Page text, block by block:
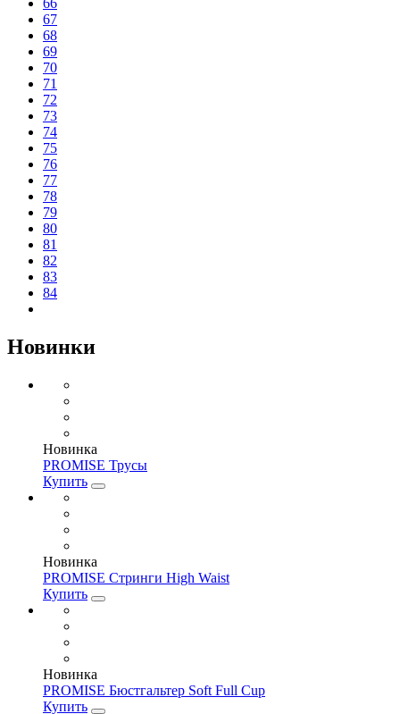
67
68
69
70
71
72
73
74
75
76
77
78
79
80
81
82
83
84
Новинки
Новинка
PROMISE Трусы
Купить
Новинка
PROMISE Стринги High Waist
Купить
Новинка
PROMISE Бюстгальтер Soft Full Cup
Купить